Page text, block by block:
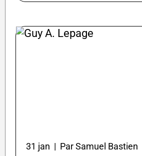
31 jan | Par Samuel Bastien